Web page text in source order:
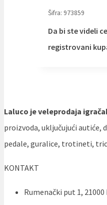
Šifra: 973859
Da bi ste videli
registrovani
Laluco je veleprodaja
proizvoda, uključujući autiće,
pedale, guralice, trotineti,
KONTAKT
Rumenački put 1, 21000